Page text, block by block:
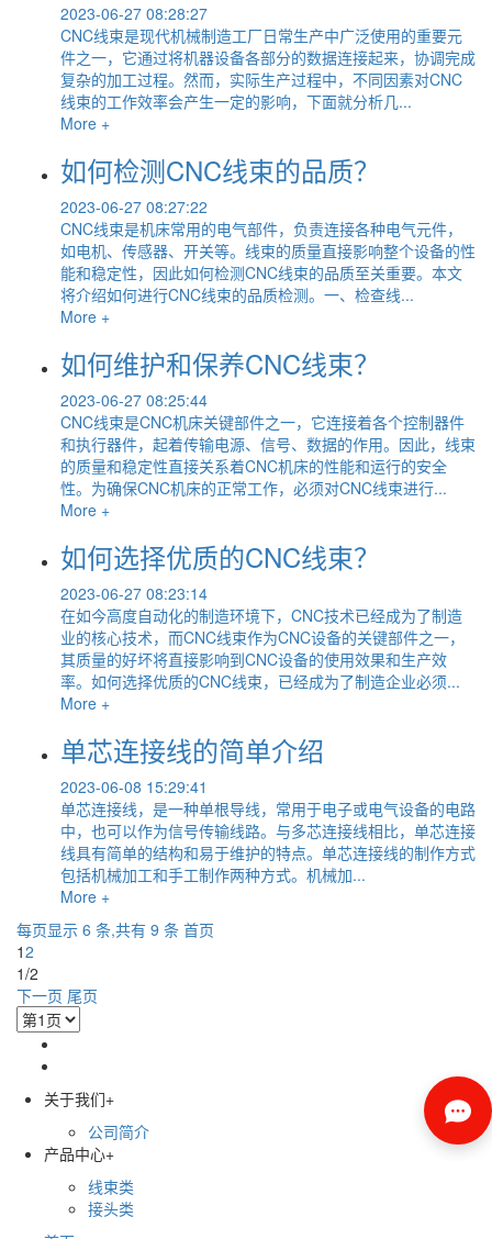
2023-06-27 08:28:27
CNC线束是现代机械制造工厂日常生产中广泛使用的重要元
件之一，它通过将机器设备各部分的数据连接起来，协调完成
复杂的加工过程。然而，实际生产过程中，不同因素对CNC
线束的工作效率会产生一定的影响，下面就分析几...
More +
如何检测CNC线束的品质？
2023-06-27 08:27:22
CNC线束是机床常用的电气部件，负责连接各种电气元件，
如电机、传感器、开关等。线束的质量直接影响整个设备的性
能和稳定性，因此如何检测CNC线束的品质至关重要。本文
将介绍如何进行CNC线束的品质检测。一、检查线...
More +
如何维护和保养CNC线束？
2023-06-27 08:25:44
CNC线束是CNC机床关键部件之一，它连接着各个控制器件
和执行器件，起着传输电源、信号、数据的作用。因此，线束
的质量和稳定性直接关系着CNC机床的性能和运行的安全
性。为确保CNC机床的正常工作，必须对CNC线束进行...
More +
如何选择优质的CNC线束？
2023-06-27 08:23:14
在如今高度自动化的制造环境下，CNC技术已经成为了制造
业的核心技术，而CNC线束作为CNC设备的关键部件之一，
其质量的好坏将直接影响到CNC设备的使用效果和生产效
率。如何选择优质的CNC线束，已经成为了制造企业必须...
More +
单芯连接线的简单介绍
2023-06-08 15:29:41
单芯连接线，是一种单根导线，常用于电子或电气设备的电路
中，也可以作为信号传输线路。与多芯连接线相比，单芯连接
线具有简单的结构和易于维护的特点。单芯连接线的制作方式
包括机械加工和手工制作两种方式。机械加...
More +
每页显示 6 条,共有 9 条 首页
12
1/2
下一页 尾页
关于我们+
公司简介
产品中心+
线束类
接头类